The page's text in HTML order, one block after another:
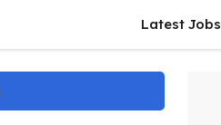
Latest Jobs